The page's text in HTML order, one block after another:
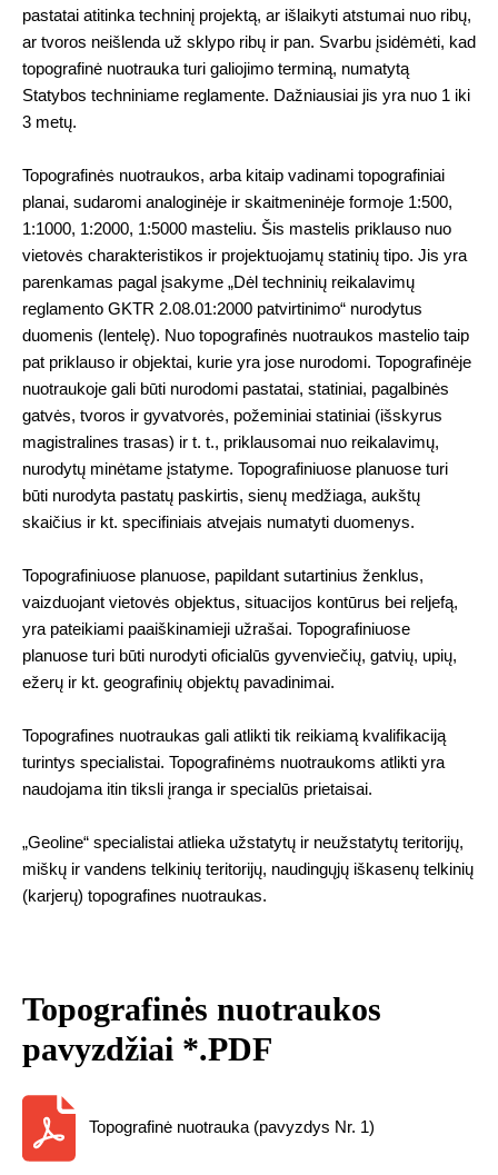
pastatai atitinka techninį projektą, ar išlaikyti atstumai nuo ribų,
ar tvoros neišlenda už sklypo ribų ir pan. Svarbu įsidėmėti, kad
topografinė nuotrauka turi galiojimo terminą, numatytą
Statybos techniniame reglamente. Dažniausiai jis yra nuo 1 iki
3 metų.
Topografinės nuotraukos, arba kitaip vadinami topografiniai
planai, sudaromi analoginėje ir skaitmeninėje formoje 1:500,
1:1000, 1:2000, 1:5000 masteliu. Šis mastelis priklauso nuo
vietovės charakteristikos ir projektuojamų statinių tipo. Jis yra
parenkamas pagal įsakyme „Dėl techninių reikalavimų
reglamento GKTR 2.08.01:2000 patvirtinimo“ nurodytus
duomenis (lentelę). Nuo topografinės nuotraukos mastelio taip
pat priklauso ir objektai, kurie yra jose nurodomi. Topografinėje
nuotraukoje gali būti nurodomi pastatai, statiniai, pagalbinės
gatvės, tvoros ir gyvatvorės, požeminiai statiniai (išskyrus
magistralines trasas) ir t. t., priklausomai nuo reikalavimų,
nurodytų minėtame įstatyme. Topografiniuose planuose turi
būti nurodyta pastatų paskirtis, sienų medžiaga, aukštų
skaičius ir kt. specifiniais atvejais numatyti duomenys.
Topografiniuose planuose, papildant sutartinius ženklus,
vaizduojant vietovės objektus, situacijos kontūrus bei reljefą,
yra pateikiami paaiškinamieji užrašai. Topografiniuose
planuose turi būti nurodyti oficialūs gyvenviečių, gatvių, upių,
ežerų ir kt. geografinių objektų pavadinimai.
Topografines nuotraukas gali atlikti tik reikiamą kvalifikaciją
turintys specialistai. Topografinėms nuotraukoms atlikti yra
naudojama itin tiksli įranga ir specialūs prietaisai.
„Geoline“ specialistai atlieka užstatytų ir neužstatytų teritorijų,
miškų ir vandens telkinių teritorijų, naudingųjų iškasenų telkinių
(karjerų) topografines nuotraukas.
Topografinės nuotraukos
pavyzdžiai *.PDF
Topografinė nuotrauka (pavyzdys Nr. 1)